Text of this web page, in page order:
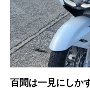
百聞は一見にしか